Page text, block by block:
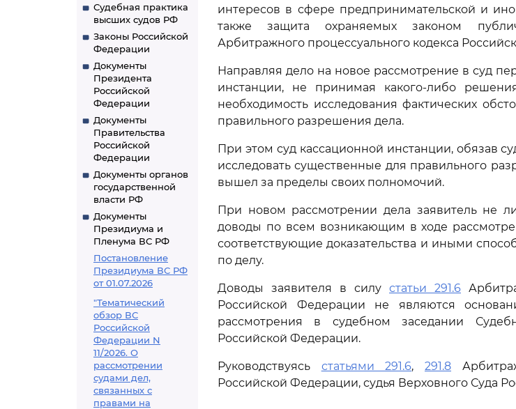
Судебная практика
высших судов РФ
Законы Российской
Федерации
Документы
Президента
Российской
Федерации
Документы
Правительства
Российской
Федерации
Документы органов
государственной
власти РФ
Документы
Президиума и
Пленума ВС РФ
Постановление
Президиума ВС РФ
от 01.07.2026
"Тематический
обзор ВС
Российской
Федерации N
11/2026. О
рассмотрении
судами дел,
связанных с
правами на
интересов в сфере предпринимательской и
также защита охраняемых законом
Арбитражного процессуального кодекса
Направляя дело на новое рассмотрение в суд
инстанции, не принимая какого-либо
необходимость исследования фактических
правильного разрешения дела.
При этом суд кассационной инстанции, обязав
исследовать существенные для правильного
вышел за пределы своих полномочий.
При новом рассмотрении дела заявитель не
доводы по всем возникающим в ходе
соответствующие доказательства и иными
по делу.
Доводы заявителя в силу статьи 291.6
Российской Федерации не являются
рассмотрения в судебном заседании
Российской Федерации.
Руководствуясь статьями 291.6,291.8
Российской Федерации, судья Верховного Суда